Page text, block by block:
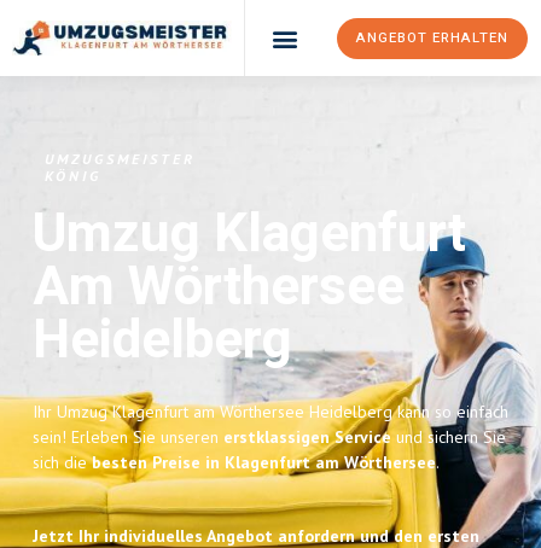
ANGEBOT ERHALTEN
UMZUGSMEISTER
KÖNIG
Umzug Klagenfurt
Am Wörthersee
Heidelberg
Ihr Umzug Klagenfurt am Wörthersee Heidelberg kann so einfach
sein! Erleben Sie unseren erstklassigen Service und sichern Sie
sich diebesten Preise in Klagenfurt am Wörthersee.
Jetzt Ihr individuelles Angebot anfordern und den ersten